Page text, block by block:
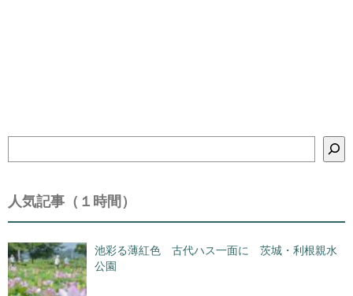
人気記事（１時間）
池彩る薄紅色 古代ハス一面に 茨城・利根親水
公園